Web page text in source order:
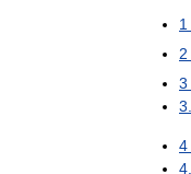
1
2
3
3
4
4